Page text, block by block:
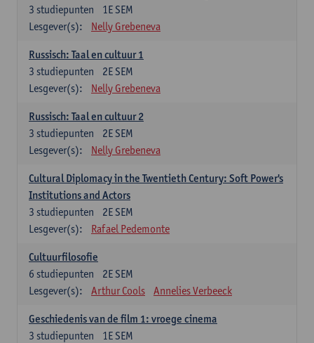
1E SEM
3 studiepunten
Lesgever(s):
Nelly Grebeneva
Russisch: Taal en cultuur 1
2E SEM
3 studiepunten
Lesgever(s):
Nelly Grebeneva
Russisch: Taal en cultuur 2
2E SEM
3 studiepunten
Lesgever(s):
Nelly Grebeneva
Cultural Diplomacy in the Twentieth Century: Soft Power's
Institutions and Actors
2E SEM
3 studiepunten
Lesgever(s):
Rafael Pedemonte
Cultuurfilosofie
2E SEM
6 studiepunten
Lesgever(s):
Arthur Cools Annelies Verbeeck
Geschiedenis van de film 1: vroege cinema
1E SEM
3 studiepunten